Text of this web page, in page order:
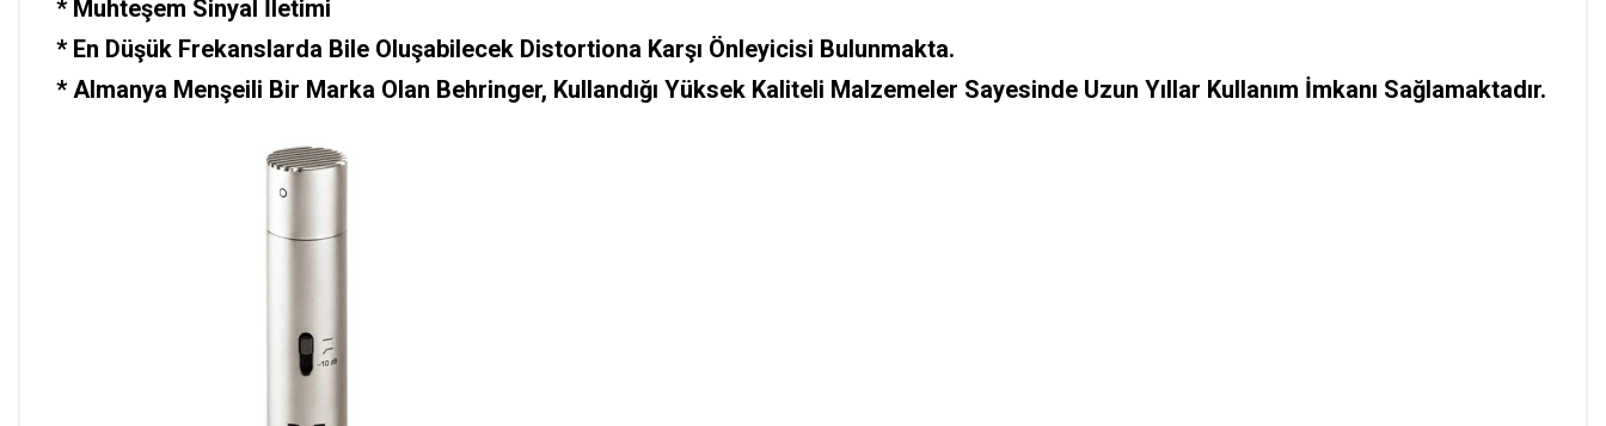
* Muhteşem Sinyal İletimi
* En Düşük Frekanslarda Bile Oluşabilecek Distortiona Karşı Önleyicisi Bulunmakta.
* Almanya Menşeili Bir Marka Olan Behringer, Kullandığı Yüksek Kaliteli Malzemeler Sayesinde Uzun Yıllar Kullanım İmkanı Sağlamaktadır.